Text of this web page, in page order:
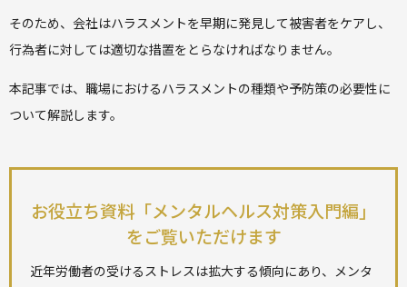
そのため、会社はハラスメントを早期に発見して被害者をケアし、
行為者に対しては適切な措置をとらなければなりません。
本記事では、職場におけるハラスメントの種類や予防策の必要性に
ついて解説します。
お役立ち資料「メンタルヘルス対策入門編」
をご覧いただけます
近年労働者の受けるストレスは拡大する傾向にあり、メンタ